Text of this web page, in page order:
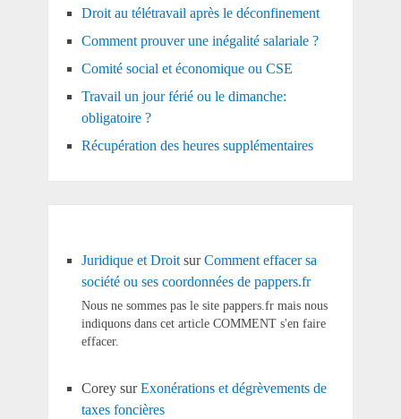
Droit au télétravail après le déconfinement
Comment prouver une inégalité salariale ?
Comité social et économique ou CSE
Travail un jour férié ou le dimanche:
obligatoire ?
Récupération des heures supplémentaires
Juridique et DroitsurComment effacer sa
société ou ses coordonnées de pappers.fr
Nous ne sommes pas le site pappers.fr mais nous
indiquons dans cet article COMMENT s'en faire
effacer.
CoreysurExonérations et dégrèvements de
taxes foncières